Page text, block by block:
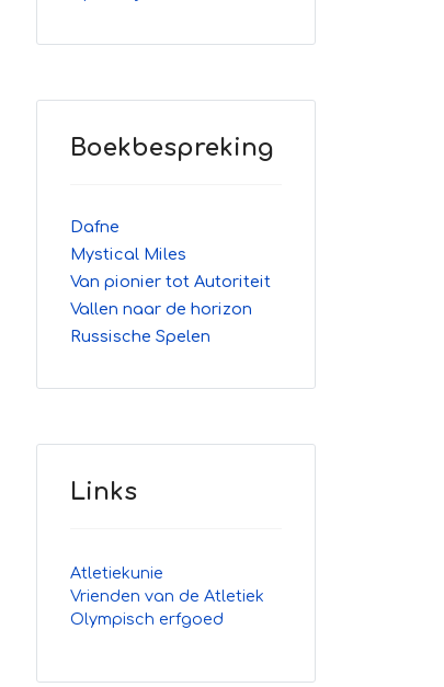
Boekbespreking
Dafne
Mystical Miles
Van pionier tot Autoriteit
Vallen naar de horizon
Russische Spelen
Links
Atletiekunie
Vrienden van de Atletiek
Olympisch erfgoed